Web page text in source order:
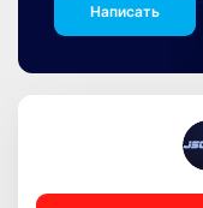
Написать